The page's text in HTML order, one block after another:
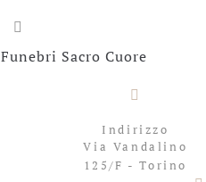
Indirizzo
Via Vandalino
125/F - Torino